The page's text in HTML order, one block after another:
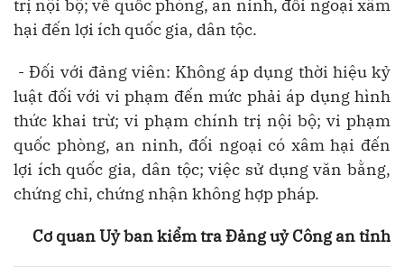
trị nội bộ; về quốc phòng, an ninh, đối ngoại xâm
hại đến lợi ích quốc gia, dân tộc.
- Đối với đảng viên: Không áp dụng thời hiệu kỷ
luật đối với vi phạm đến mức phải áp dụng hình
thức khai trừ; vi phạm chính trị nội bộ; vi phạm
quốc phòng, an ninh, đối ngoại có xâm hại đến
lợi ích quốc gia, dân tộc; việc sử dụng văn bằng,
chứng chỉ, chứng nhận không hợp pháp.
Cơ quan Uỷ ban kiểm tra Đảng uỷ Công an tỉnh